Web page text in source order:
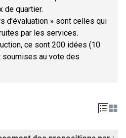
de quartier.
d’évaluation » sont celles qui
par les services.
ce sont 200 idées (10
soumises au vote des